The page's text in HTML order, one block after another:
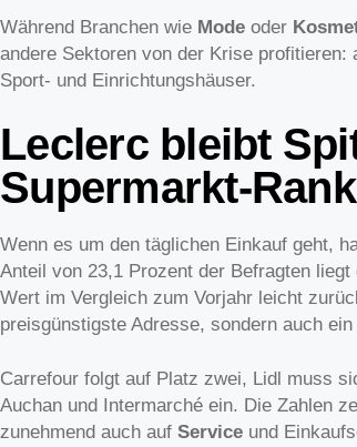
Während Branchen wie Mode oder
andere Sektoren von der Krise
Sport- und Einrichtungshäuser.
Leclerc bleibt
Supermarkt-
Wenn es um den täglichen Einkauf geht,
Anteil von 23,1 Prozent der Befragten liegt
Wert im Vergleich zum Vorjahr leicht
preisgünstigste Adresse, sondern auch
Carrefour folgt auf Platz zwei, Lidl muss
Auchan und Intermarché ein. Die Zahlen
zunehmend auch auf Service und